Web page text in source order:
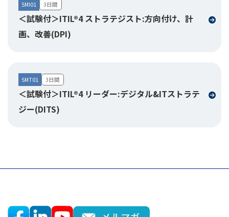
SMI01
＜試験付＞ITIL®4 ストラテジスト:方向付け、計
画、改善(DPI)
3日間
SMT01
＜試験付＞ITIL®4 リーダー:デジタル&ITストラテ
ジー(DITS)
3日間